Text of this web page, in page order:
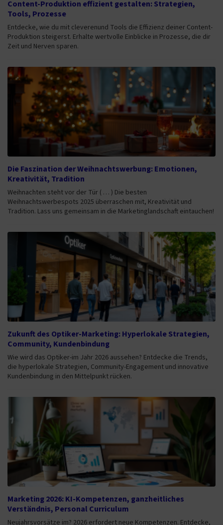
Content-Produktion effizient gestalten: Strategien,
Tools, Prozesse
Entdecke, wie du mit cleverenund Tools die Effizienz deiner Content-
Produktion steigerst. Erhalte wertvolle Einblicke in Prozesse, die dir
Zeit und Nerven sparen.
Die Faszination der Weihnachtswerbung: Emotionen,
Kreativität, Tradition
Weihnachten steht vor der Tür ( … ) Die besten
Weihnachtswerbespots 2025 überraschen mit, Kreativität und
Tradition. Lass uns gemeinsam in die Marketinglandschaft eintauchen!
Zukunft des Optiker-Marketing: Hyperlokale Strategien,
Community, Kundenbindung
Wie wird das Optiker-im Jahr 2026 aussehen? Entdecke die Trends,
die hyperlokale Strategien, Community-Engagement und innovative
Kundenbindung in den Mittelpunkt rücken.
Marketing 2026: KI-Kompetenzen, ganzheitliches
Verständnis, Personal Curriculum
Neujahrsvorsätze im? 2026 erfordert neue Kompetenzen. Entdecke,